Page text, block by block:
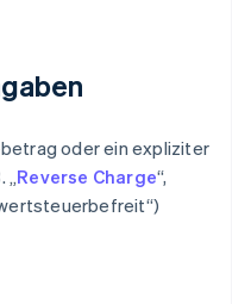
oder ein expliziter
„Reverse Charge“,